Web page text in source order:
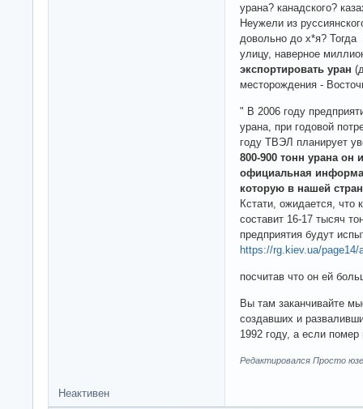
урана? канадского?
Неужели из
довольно до х*я? Тогда
улицу, наверное
экспортировать уран
месторождения -
" В 2006 году
урана, при годовой
году ТВЭЛ планирует
800-900 тонн урана
официальная
которую в нашей
Кстати, ожидается, что
составит 16-17 тысяч
предприятия будут
https://rg.kiev.ua/page14/
посчитав что он ей
Вы там заканчивайте
создавших и
1992 году, а если
Редактировался Просто
Неактивен